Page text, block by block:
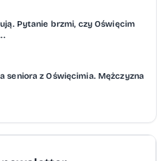
Pytanie brzmi, czy Oświęcim
seniora z Oświęcimia. Mężczyzna